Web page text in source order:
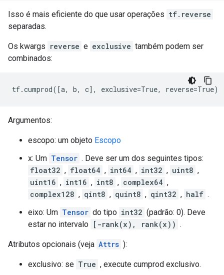
Isso é mais eficiente do que usar operações tf.reverse
separadas.
Os kwargs reverse e exclusive também podem ser
combinados:
tf.cumprod([a, b, c], exclusive=True,
Argumentos:
escopo: um objeto Escopo
x: Um Tensor . Deve ser um dos seguintes tipos:
float32 , float64 , int64 , int32 , uint8 ,
uint16 , int16 , int8 , complex64 ,
complex128 , qint8 , quint8 , qint32 , half .
eixo: Um Tensor do tipo int32 (padrão: 0). Deve
estar no intervalo [-rank(x), rank(x)) .
Atributos opcionais (veja Attrs ):
exclusivo: se True , execute cumprod exclusivo.